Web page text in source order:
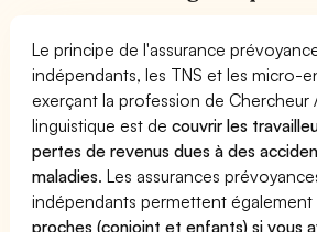
Le principe de l'assurance
indépendants, les TNS et les micro-
exerçant la profession de Chercheur
linguistique est decouvrir les
pertes de revenus dues à des
maladies. Les assurances
indépendants permettent
proches (conjoint et enfants) si vous